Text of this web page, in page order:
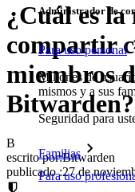
Administrador de
Para uso personal
Millones de
mismos y a sus
Seguridad para
Familias
Para uso
¿Cuál es
compartir
miembros
Bitwarden?
B
escrito por:Bitwarden
publicado:27 de